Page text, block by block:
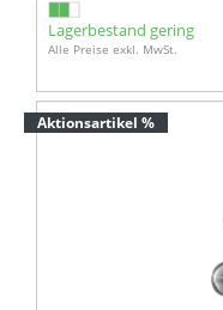
Lagerbestand gering
Alle Preise exkl. MwSt.
Aktionsartikel %